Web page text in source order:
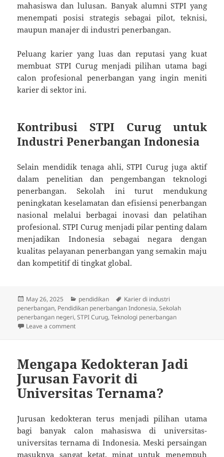
mahasiswa dan lulusan. Banyak alumni STPI yang
menempati posisi strategis sebagai pilot, teknisi,
maupun manajer di industri penerbangan.
Peluang karier yang luas dan reputasi yang kuat
membuat STPI Curug menjadi pilihan utama bagi
calon profesional penerbangan yang ingin meniti
karier di sektor ini.
Kontribusi STPI Curug untuk
Industri Penerbangan Indonesia
Selain mendidik tenaga ahli, STPI Curug juga aktif
dalam penelitian dan pengembangan teknologi
penerbangan. Sekolah ini turut mendukung
peningkatan keselamatan dan efisiensi penerbangan
nasional melalui berbagai inovasi dan pelatihan
profesional. STPI Curug menjadi pilar penting dalam
menjadikan Indonesia sebagai negara dengan
kualitas pelayanan penerbangan yang semakin maju
dan kompetitif di tingkat global.
Posted
on
May 26, 2025 Categories
pendidikan Tags
Karier di industri
penerbangan, Pendidikan penerbangan Indonesia,Sekolah
penerbangan negeri,STPI Curug,Teknologi penerbangan
Leave a commenton Mengapa STPI Curug Terkenal Sebagai Sekolah
Mengapa Kedokteran Jadi
Jurusan Favorit di
Universitas Ternama?
Jurusan kedokteran terus menjadi pilihan utama
bagi banyak calon mahasiswa di universitas-
universitas ternama di Indonesia. Meski persaingan
masuknya sangat ketat, minat untuk menempuh